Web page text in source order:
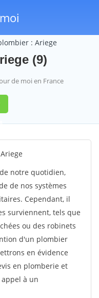
: Ariege
(9)
de moi en France
notre quotidien,
de nos systèmes
Cependant, il
surviennent, tels que
ou des robinets
d'un plombier
en évidence
en plomberie et
à un